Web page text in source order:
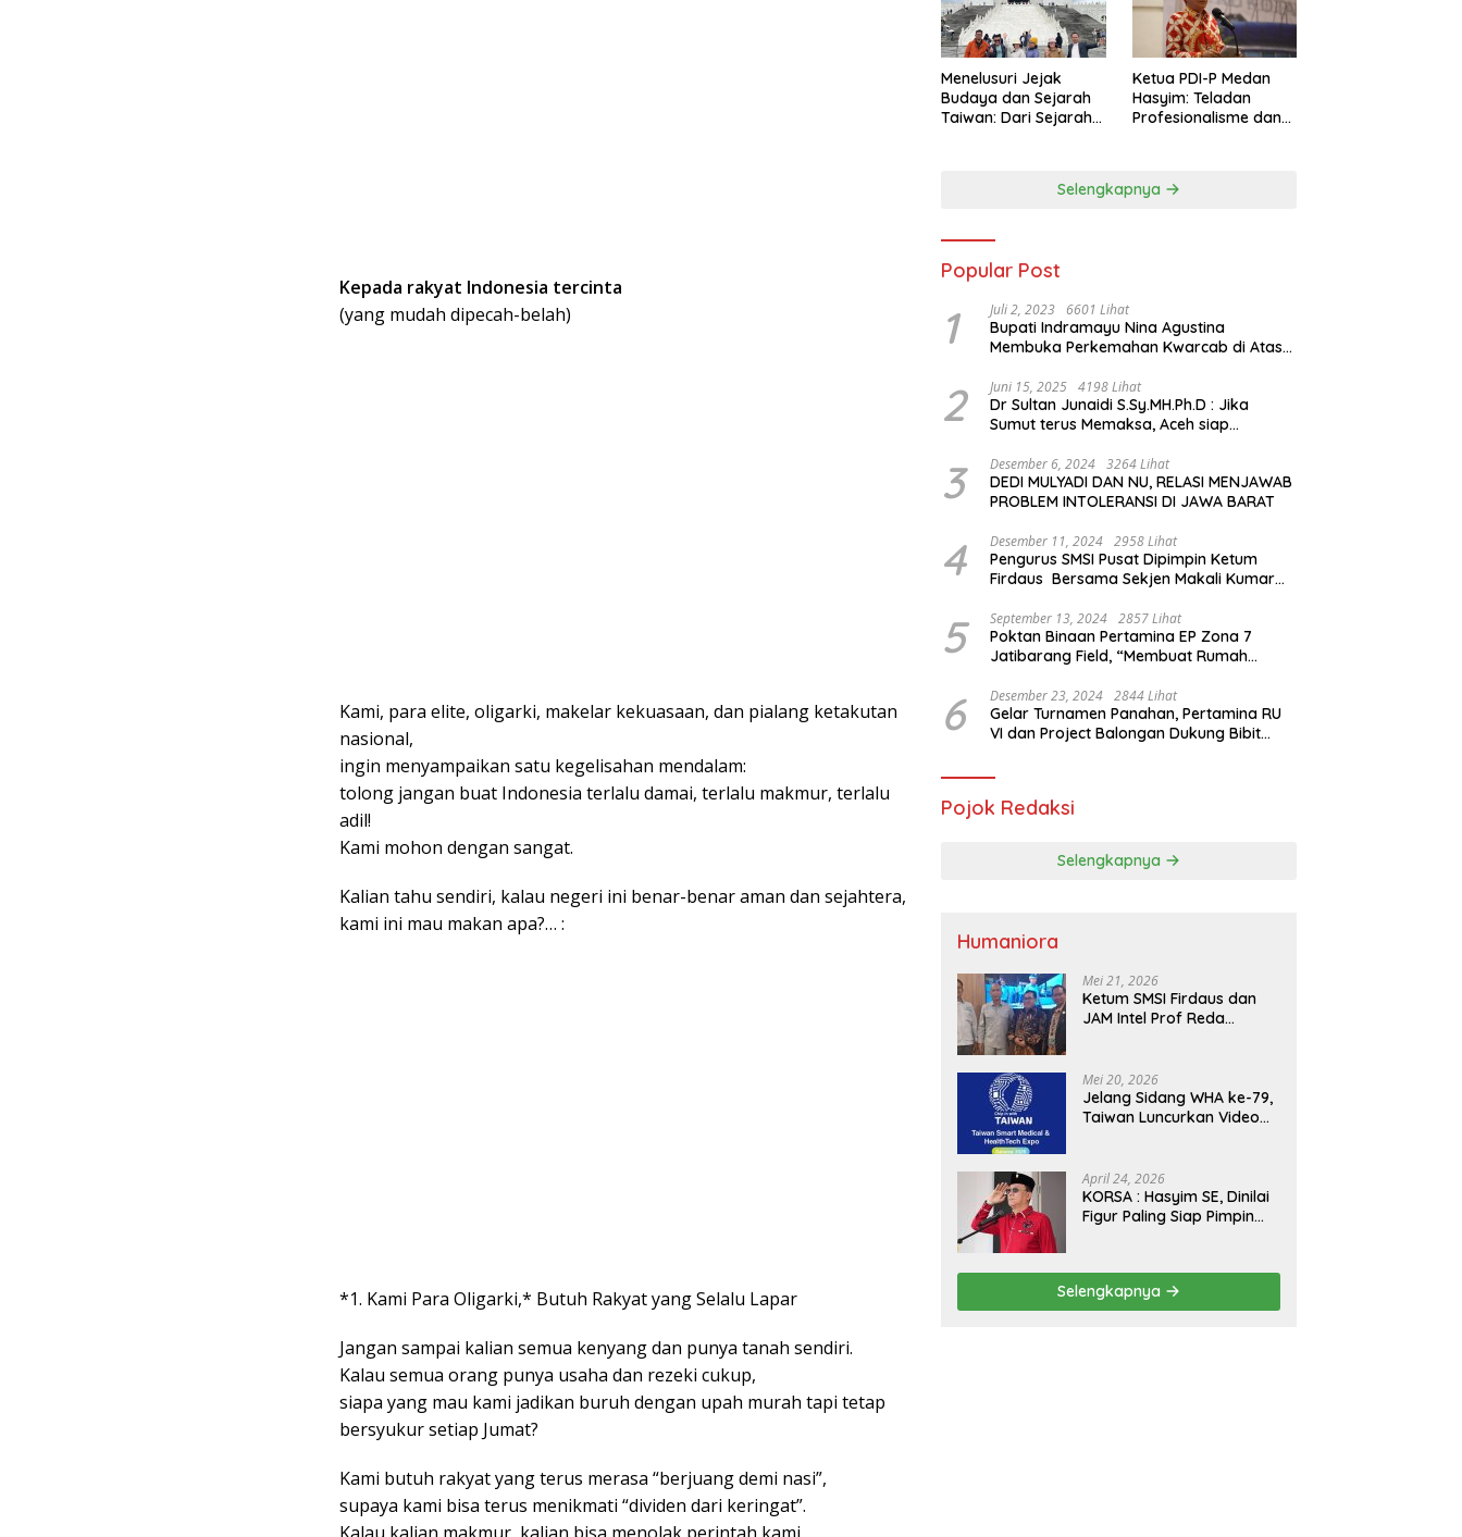
Kepada rakyat Indonesia tercinta
(yang mudah dipecah-belah)
Kami, para elite, oligarki, makelar kekuasaan, dan pialang ketakutan
nasional,
ingin menyampaikan satu kegelisahan mendalam:
tolong jangan buat Indonesia terlalu damai, terlalu makmur, terlalu
adil!
Kami mohon dengan sangat.
Kalian tahu sendiri, kalau negeri ini benar-benar aman dan sejahtera,
kami ini mau makan apa?… :
*1. Kami Para Oligarki,* Butuh Rakyat yang Selalu Lapar
Jangan sampai kalian semua kenyang dan punya tanah sendiri.
Kalau semua orang punya usaha dan rezeki cukup,
siapa yang mau kami jadikan buruh dengan upah murah tapi tetap
bersyukur setiap Jumat?
Kami butuh rakyat yang terus merasa “berjuang demi nasi”,
supaya kami bisa terus menikmati “dividen dari keringat”.
Menelusuri Jejak
Budaya dan Sejarah
Taiwan: Dari Sejarah
Sejarah Chiang Kai-
Ketua PDI-P Medan
Hasyim: Teladan
Profesionalisme dan
Selengkapnya
Popular Post
1 Juli 2, 2023 6601 Lihat
Bupati Indramayu Nina Agustina
Membuka Perkemahan Kwarcab di Atas
2 Juni 15, 2025 4198 Lihat
Dr Sultan Junaidi S.Sy.MH.Ph.D : Jika
Sumut terus Memaksa, Aceh siap
Internasional
3 Desember 6, 2024 3264 Lihat
DEDI MULYADI DAN NU, RELASI MENJAWAB
PROBLEM INTOLERANSI DI JAWA BARAT
4 Desember 11, 2024 2958 Lihat
Pengurus SMSI Pusat Dipimpin Ketum
Firdaus Bersama Sekjen Makali Kumar
Yusuf
5 September 13, 2024 2857 Lihat
Poktan Binaan Pertamina EP Zona 7
Jatibarang Field, “Membuat Rumah
Tikus
6 Desember 23, 2024 2844 Lihat
Gelar Turnamen Panahan, Pertamina RU
VI dan Project Balongan Dukung Bibit
Pojok Redaksi
Selengkapnya
Humaniora
Mei 21, 2026
Ketum SMSI Firdaus dan
JAM Intel Prof Reda
SMSI Sukseskan Jaga
Desa dan Jaga Dapur
MBG, Perkuat Pengawasan
Mei 20, 2026
Jelang Sidang WHA ke-79,
Taiwan Luncurkan Video
Inovasi Kesehatan Global
April 24, 2026
KORSA : Hasyim SE, Dinilai
Figur Paling Siap Pimpin
Selengkapnya